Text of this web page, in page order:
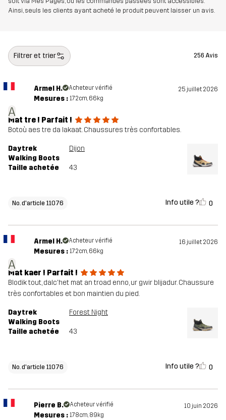
semelle
100% Caoutchouc
400g
Conçu pour RANDONNÉE POUR TOUTE L'ANNÉE
Numéro
d'article
11076_2891
Ainsi, seuls les clients ayant acheté le produit peuvent laisser un avis.
Filtrer et trier 256 Avis
A
Armel H. Acheteur vérifié 25 juillet 2026
Mesures : 172cm, 66kg
Mat tre ! Parfait !
Botoù aes tre da lakaat. Chaussures très confortables.
Daytrek
Walking Boots
Dijon
Taille achetée 43
No. d'article 11076 Info utile ? 0
A
Armel H. Acheteur vérifié 16 juillet 2026
Mesures : 172cm, 66kg
Mat kaer ! Parfait !
Blodik tout, dalc'het mat an troad enno, ur gwir blijadur. Chaussure
très confortables et bon maintien du pied.
Daytrek
Walking Boots
Forest Night
Taille achetée 43
No. d'article 11076 Info utile ? 0
Pierre B. Acheteur vérifié 10 juin 2026
Mesures : 178cm, 89kg